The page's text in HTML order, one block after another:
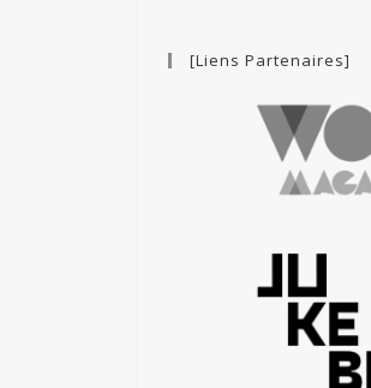
[Liens Partenaires]